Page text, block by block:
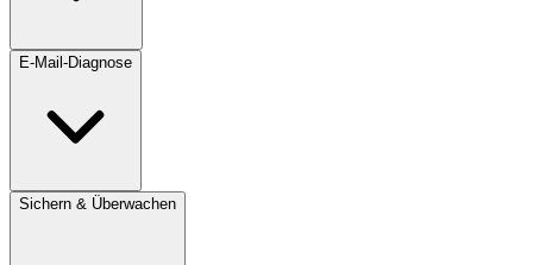
E-Mail-Diagnose
Sichern & Überwachen